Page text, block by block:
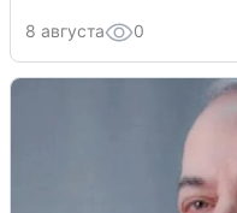
8 августа 0